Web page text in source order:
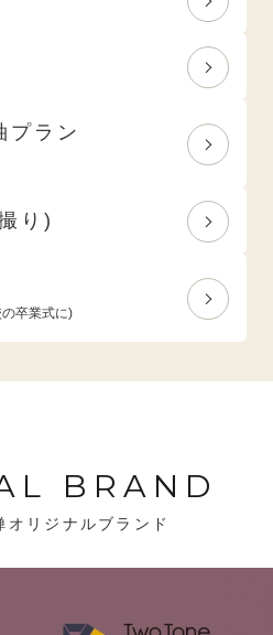
プラン
り)
卒業式に)
BRAND
オリジナルブランド